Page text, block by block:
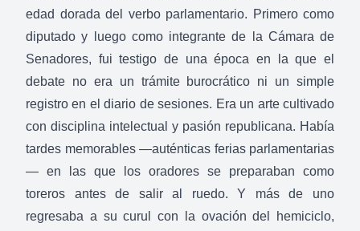
edad dorada del verbo parlamentario. Primero como
diputado y luego como integrante de la Cámara de
Senadores, fui testigo de una época en la que el
debate no era un trámite burocrático ni un simple
registro en el diario de sesiones. Era un arte cultivado
con disciplina intelectual y pasión republicana. Había
tardes memorables —auténticas ferias parlamentarias
— en las que los oradores se preparaban como
toreros antes de salir al ruedo. Y más de uno
regresaba a su curul con la ovación del hemiciclo,